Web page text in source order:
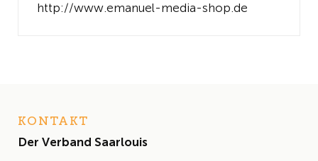
http://www.emanuel-media-shop.de
KONTAKT
Der Verband Saarlouis